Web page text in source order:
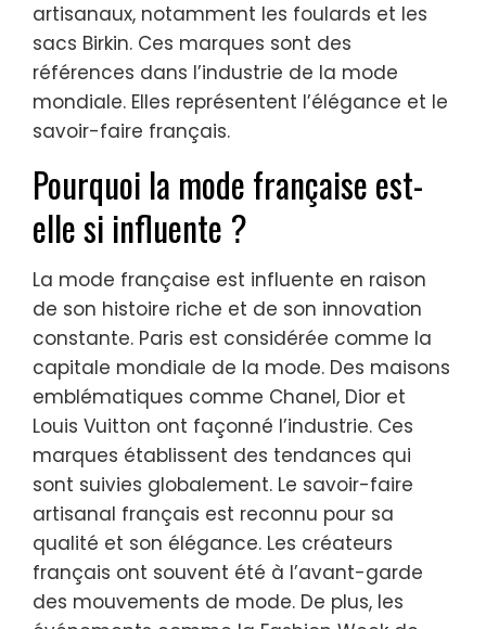
artisanaux, notamment les foulards et les
sacs Birkin. Ces marques sont des
références dans l’industrie de la mode
mondiale. Elles représentent l’élégance et le
savoir-faire français.
Pourquoi la mode française est-
elle si influente ?
La mode française est influente en raison
de son histoire riche et de son innovation
constante. Paris est considérée comme la
capitale mondiale de la mode. Des maisons
emblématiques comme Chanel, Dior et
Louis Vuitton ont façonné l’industrie. Ces
marques établissent des tendances qui
sont suivies globalement. Le savoir-faire
artisanal français est reconnu pour sa
qualité et son élégance. Les créateurs
français ont souvent été à l’avant-garde
des mouvements de mode. De plus, les